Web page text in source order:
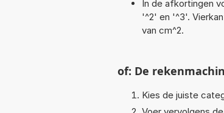
In de afkortingen
'^2' en '^3'.
van cm^2.
of: De
Kies de juiste